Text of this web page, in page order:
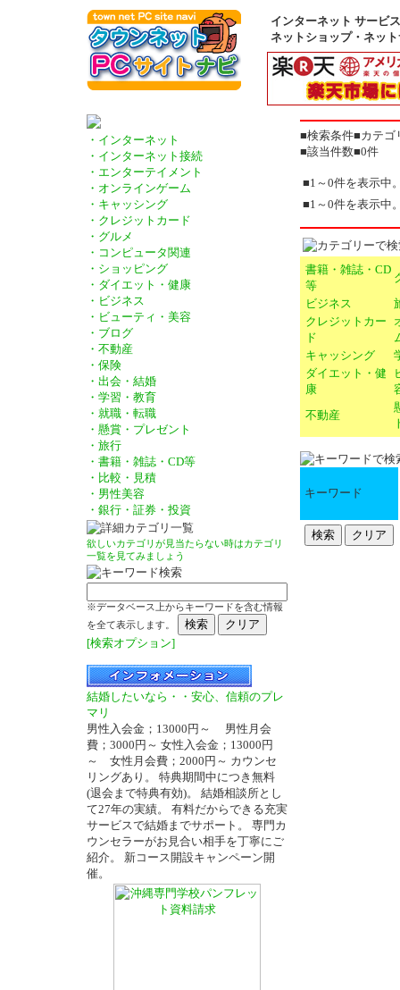
インターネット サービ
ネットショップ・ネッ
・インターネット
・インターネット接続
・エンターテイメント
・オンラインゲーム
・キャッシング
・クレジットカード
・グルメ
・コンピュータ関連
・ショッピング
・ダイエット・健康
・ビジネス
・ビューティ・美容
・ブログ
・不動産
・保険
・出会・結婚
・学習・教育
・就職・転職
・懸賞・プレゼント
・旅行
・書籍・雑誌・CD等
・比較・見積
・男性美容
・銀行・証券・投資
欲しいカテゴリが見当たらない時はカテゴリ
一覧を見てみましょう
※データベース上からキーワードを含む情報
を全て表示します。
[検索オプション]
結婚したいなら・・安心、信頼のプレ
マリ
男性入会金；13000円～ 男性月会
費；3000円～ 女性入会金；13000円
～ 女性月会費；2000円～ カウンセ
リングあり。 特典期間中につき無料
(退会まで特典有効)。 結婚相談所とし
て27年の実績。 有料だからできる充実
サービスで結婚までサポート。 専門カ
ウンセラーがお見合い相手を丁寧にご
紹介。 新コース開設キャンペーン開
催。
■検索条件■カテ
■該当件数■0件
■1～0件を表示中
■1～0件を表示中
書籍・雑誌・CD
等
ビジネス
クレジットカー
ド
キャッシング
ダイエット・健
康
不動産
キーワード